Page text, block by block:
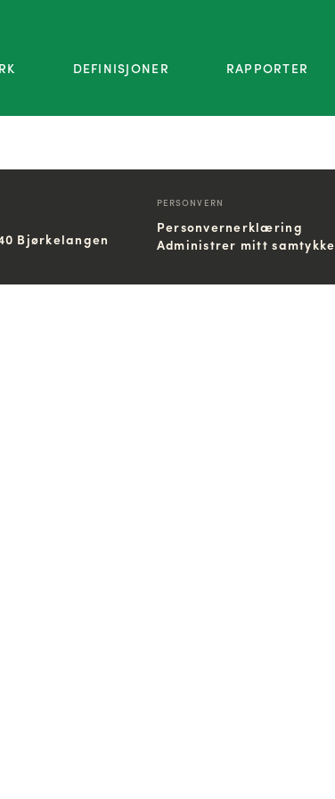
DEFINISJONER RAPPORTER
Bjørkelangen
PERSONVERN
Personvernerklæring
Administrer mitt samtykke